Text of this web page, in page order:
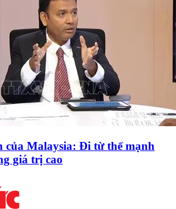
của Malaysia: Đi từ thế mạnh
giá trị cao